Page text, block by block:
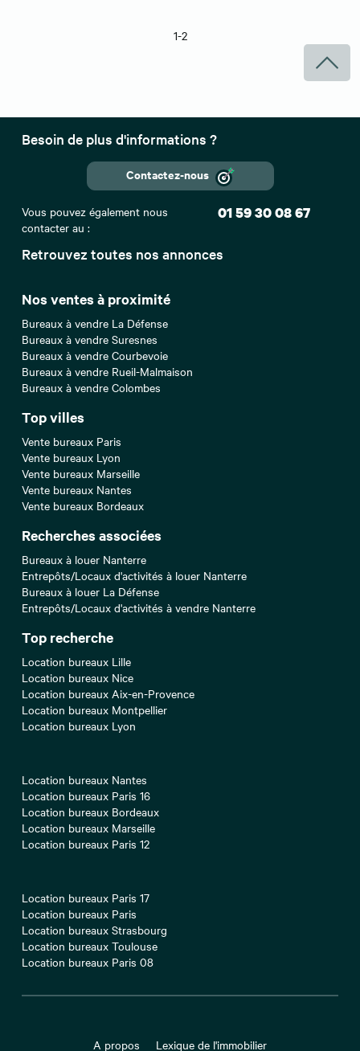
1-2
Retrouvez toutes nos annonces
Nos ventes à proximité
Bureaux à vendre La Défense
Bureaux à vendre Suresnes
Bureaux à vendre Courbevoie
Bureaux à vendre Rueil-Malmaison
Bureaux à vendre Colombes
Top villes
Vente bureaux Paris
Vente bureaux Lyon
Vente bureaux Marseille
Vente bureaux Nantes
Vente bureaux Bordeaux
Recherches associées
Bureaux à louer Nanterre
Entrepôts/Locaux d'activités à louer Nanterre
Bureaux à louer La Défense
Entrepôts/Locaux d'activités à vendre Nanterre
Top recherche
Location bureaux Lille
Location bureaux Nice
Location bureaux Aix-en-Provence
Location bureaux Montpellier
Location bureaux Lyon
Location bureaux Nantes
Location bureaux Paris 16
Location bureaux Bordeaux
Location bureaux Marseille
Location bureaux Paris 12
Location bureaux Paris 17
Location bureaux Paris
Location bureaux Strasbourg
Location bureaux Toulouse
Location bureaux Paris 08
Besoin de plus d'informations ?
Contactez-nous
Vous pouvez également nous
contacter au :
01 59 30 08 67
A propos Lexique de l'immobilier